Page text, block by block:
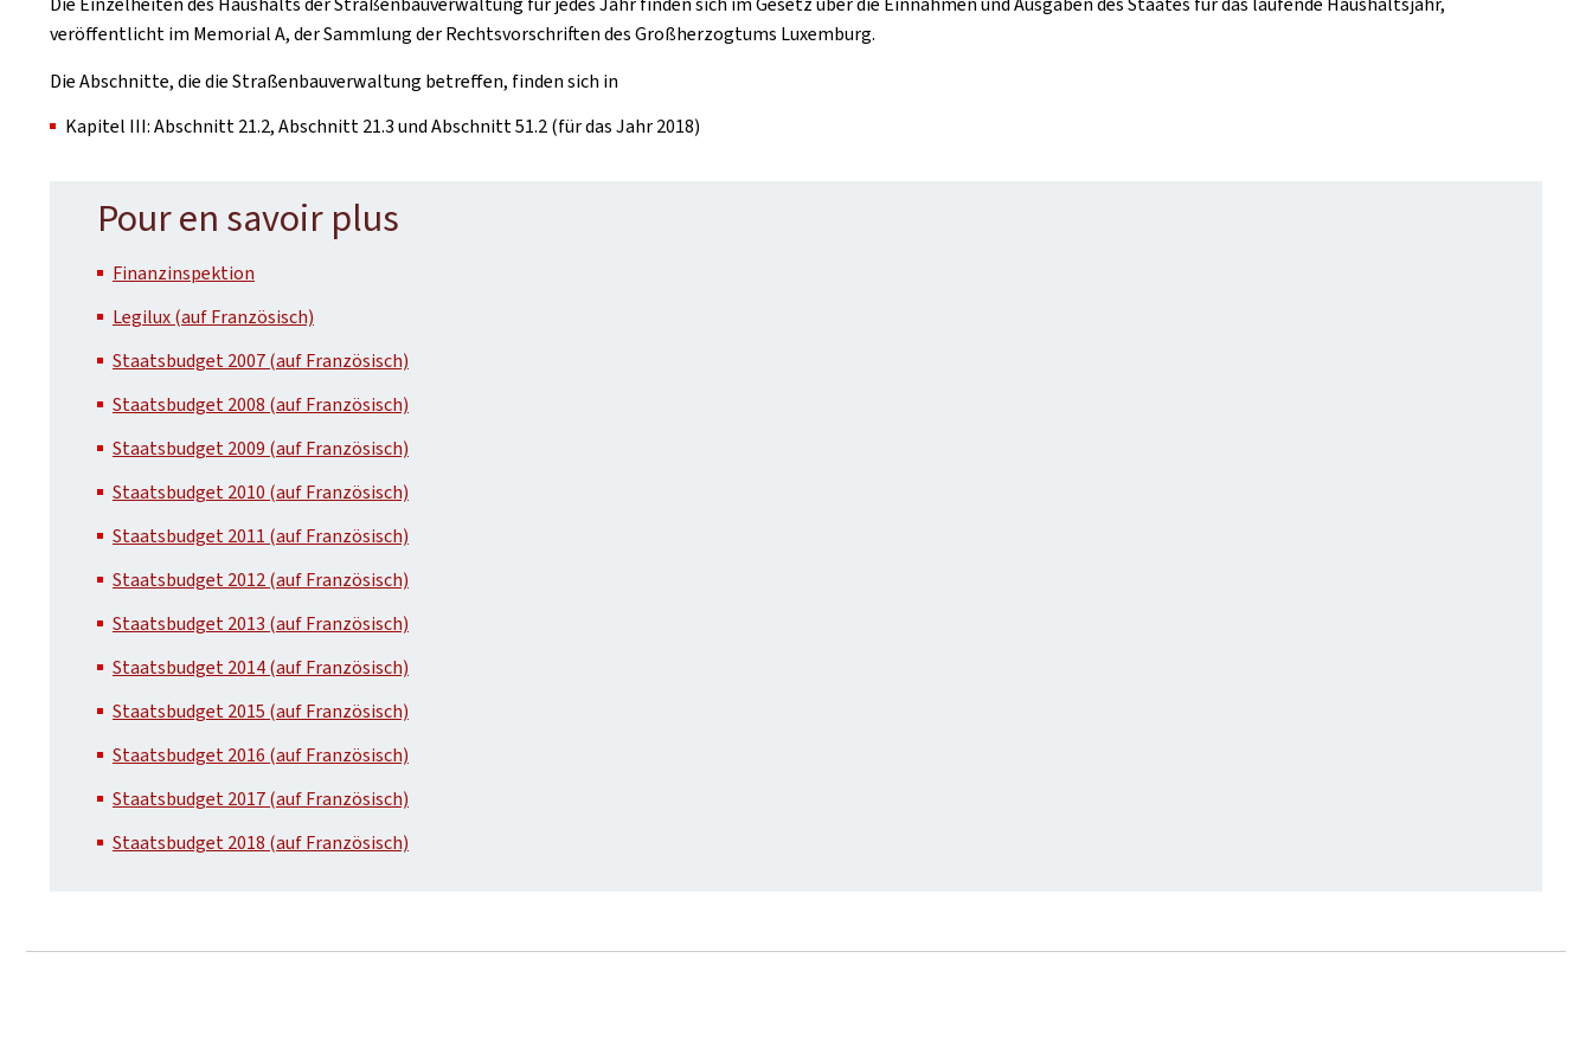
veröffentlicht im Memorial A, der Sammlung der Rechtsvorschriften des Großherzogtums Luxemburg.
Die Abschnitte, die die Straßenbauverwaltung betreffen, finden sich in
Kapitel III: Abschnitt 21.2, Abschnitt 21.3 und Abschnitt 51.2 (für das Jahr 2018)
Pour en savoir plus
Finanzinspektion
Legilux (auf Französisch)
Staatsbudget 2007 (auf Französisch)
Staatsbudget 2008 (auf Französisch)
Staatsbudget 2009 (auf Französisch)
Staatsbudget 2010 (auf Französisch)
Staatsbudget 2011 (auf Französisch)
Staatsbudget 2012 (auf Französisch)
Staatsbudget 2013 (auf Französisch)
Staatsbudget 2014 (auf Französisch)
Staatsbudget 2015 (auf Französisch)
Staatsbudget 2016 (auf Französisch)
Staatsbudget 2017 (auf Französisch)
Staatsbudget 2018 (auf Französisch)